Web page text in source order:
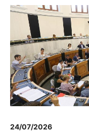
24/07/2026